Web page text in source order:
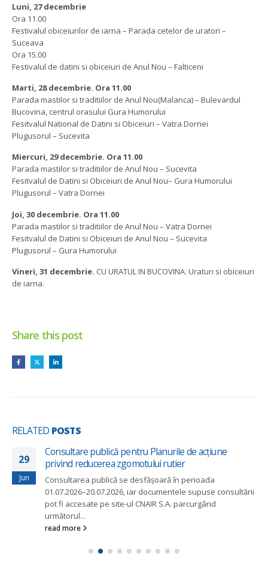
Luni, 27 decembrie
Ora 11.00
Festivalul obiceiurilor de iarna – Parada cetelor de uratori –
Suceava
Ora 15.00
Festivalul de datini si obiceiuri de Anul Nou – Falticeni
Marti, 28 decembrie. Ora 11.00
Parada mastilor si traditiilor de Anul Nou(Malanca) – Bulevardul
Bucovina, centrul orasului Gura Humorului
Fesitvalul National de Datini si Obiceiuri – Vatra Dornei
Plugusorul – Sucevita
Miercuri, 29 decembrie. Ora 11.00
Parada mastilor si traditiilor de Anul Nou – Sucevita
Fesitvalul de Datini si Obiceiuri de Anul Nou– Gura Humorului
Plugusorul – Vatra Dornei
Joi, 30 decembrie. Ora 11.00
Parada mastilor si traditiilor de Anul Nou – Vatra Dornei
Fesitvalul de Datini si Obiceiuri de Anul Nou – Sucevita
Plugusorul – Gura Humorului
Vineri, 31 decembrie. CU URATUL IN BUCOVINA. Uraturi si obiceiuri
de iarna.
Share this post
RELATED POSTS
29
Jun
Consultare publică pentru Planurile de acțiune
privind reducerea zgomotului rutier
Consultarea publică se desfășoară în perioada
01.07.2026–20.07.2026, iar documentele supuse consultării
pot fi accesate pe site-ul CNAIR S.A. parcurgând
următorul...
read more